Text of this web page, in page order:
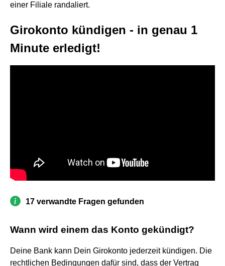
einer Filiale randaliert.
Girokonto kündigen - in genau 1
Minute erledigt!
17 verwandte Fragen gefunden
Wann wird einem das Konto gekündigt?
Deine Bank kann Dein Girokonto jederzeit kündigen. Die
rechtlichen Bedingungen dafür sind, dass der Vertrag